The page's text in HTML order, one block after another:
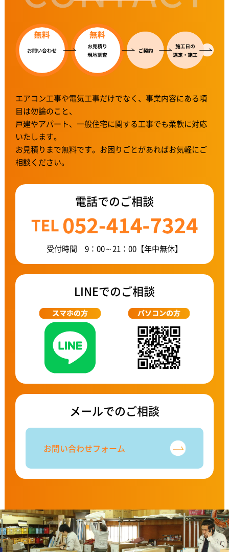
エアコン工事や電気工事だけでなく、事業内容にある項
目は勿論のこと、
戸建やアパート、一般住宅に関する工事でも柔軟に対応
いたします。
お見積りまで無料です。お困りごとがあればお気軽にご
相談ください。
電話でのご相談
受付時間 9：00～21：00【年中無休】
LINEでのご相談
メールでのご相談
お問い合わせフォーム